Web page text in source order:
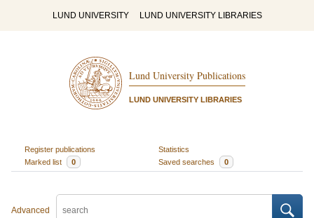
LUND UNIVERSITY LUND UNIVERSITY LIBRARIES
Lund University Publications
LUND UNIVERSITY LIBRARIES
Register publications
Statistics
Marked list
0 Saved searches 0
Advanced